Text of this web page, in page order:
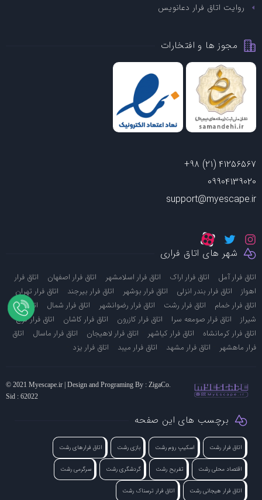
روایت اتاق فرار دعانویس
مجوز ها و افتخارات
+98 (21) 41256567
09904139020
support@myescape.ir
شهر های اتاق فراری
اتاق فرار آمل اتاق فرار اراک اتاق فرار اسلامشهر اتاق فرار اصفهان
اتاق فرار
اهواز
اتاق فرار بندر انزلی اتاق فرار بوشهر اتاق فرار بیرجند اتاق فرار تهران
اتاق فرار خمام اتاق فرار رشت اتاق فرار رضوانشهر اتاق فرار شمال
اتاق فرار
شیراز
اتاق فرار صومعه سرا اتاق فرار کازرون اتاق فرار کاشان اتاق فرار کرج-
اتاق فرار کرمانشاه اتاق فرار کیاشهر اتاق فرار لاهیجان اتاق فرار ماسال
اتاق
فرار ماهشهر
اتاق فرار مشهد اتاق فرار میبد اتاق فرار یزد
© 2021 Myescape.ir | Design and Programing By : ZigaCo.
Sid : 62022
برچسب های این صفحه
اتاق فرار رشت اسکیپ روم رشت بازی رشت اتاق فرارهای رشت
اقتصاد محلی رشت تفریح رشت گردشگری رشت سرگرمی رشت
اتاق فرار هیجانی رشت اتاق فرار ترسناک رشت